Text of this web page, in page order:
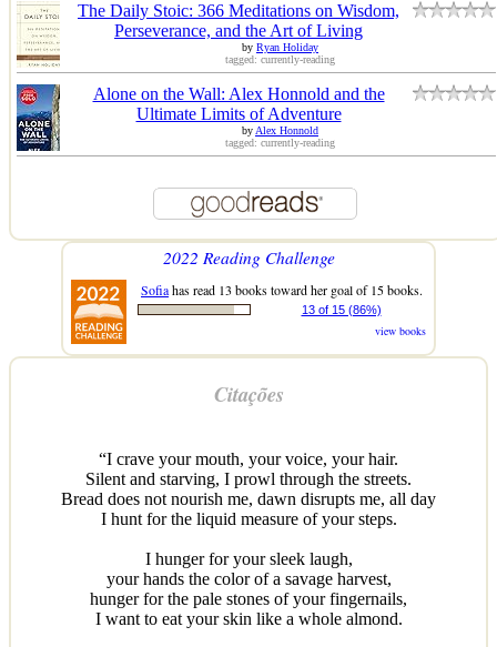
The Daily Stoic: 366 Meditations on Wisdom,
Perseverance, and the Art of Living
by Ryan Holiday
tagged: currently-reading
Alone on the Wall: Alex Honnold and the
Ultimate Limits of Adventure
by Alex Honnold
tagged: currently-reading
2022 Reading Challenge
Sofiahas read 13 books toward her goal of 15 books.
13 of 15 (86%)
view books
Citações
“I crave your mouth, your voice, your hair.
Silent and starving, I prowl through the streets.
Bread does not nourish me, dawn disrupts me, all day
I hunt for the liquid measure of your steps.
I hunger for your sleek laugh,
your hands the color of a savage harvest,
hunger for the pale stones of your fingernails,
I want to eat your skin like a whole almond.